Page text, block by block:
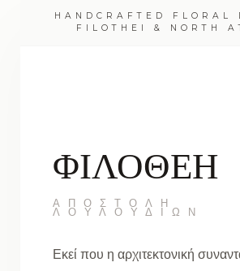
HANDCRAFTED FLORAL
FILOTHEI & NORTH
ΦΙΛΟΘΕΗ
ΑΠΟΣΤΟΛΉ
ΛΟΥΛΟΥΔΙΏΝ
Εκεί που η αρχιτεκτονική